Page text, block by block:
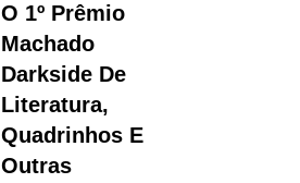
O 1º Prêmio
Machado
Darkside De
Literatura,
Quadrinhos E
Outras